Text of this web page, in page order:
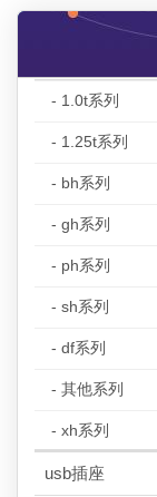
- 1.0t系列
- 1.25t系列
- bh系列
- gh系列
- ph系列
- sh系列
- df系列
- 其他系列
- xh系列
usb插座